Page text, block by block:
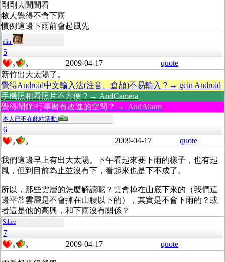
剛剛去聞聞看
敝人覺得不會下雨
慣例這邊下雨前會起風先
eliu
5
0 0 2009-04-17
quote
新竹出大太陽了。
覺得Android中文輸入法(注音、倉頡)不易輸入？→ gcin Android
手機照相看照片不方便？→ AndCamera
覺得鬧鐘/行事曆有改進的空間？→ AndAlarm
本人已不在此站活動
6
0 0 2009-04-17 quote
我們這邊早上有出大太陽。下午看起來要下雨的樣子，也有起
風，但到目前為止並沒有下，看起來也是下不成了。
所以，那些雲層的怎麼解讀呢？雲會掉在山底下來的（我們這
邊平常雲層是不會掉在山腰以下的），其實是不會下雨的？或
者這是他的高興，和下雨沒有關係？
Silice
7
0 0 2009-04-17 quote